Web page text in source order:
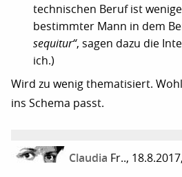
technischen Beruf ist
bestimmter Mann in dem
sequitur“, sagen dazu die
ich.)
Wird zu wenig thematisiert.
ins Schema passt.
Claudia Fr..,